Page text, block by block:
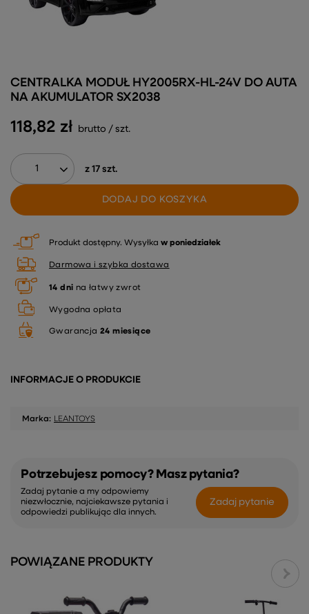
118,82 zł brutto / szt.
z 17 szt.
DODAJ DO KOSZYKA
CENTRALKA MODUŁ HY2005RX-HL-24V DO AUTA
NA AKUMULATOR SX2038
Produkt dostępny Wysyłka w poniedziałek
Darmowa i szybka dostawa
14 dni na łatwy zwrot
Wygodna opłata
Gwarancja 24 miesiące
INFORMACJE O PRODUKCIE
Marka: LEANTOYS
Potrzebujesz pomocy? Masz pytania?
Zadaj pytanie a my odpowiemy
niezwłocznie, najciekawsze pytania i
odpowiedzi publikując dla innych.
Zadaj pytanie
POWIĄZANE PRODUKTY